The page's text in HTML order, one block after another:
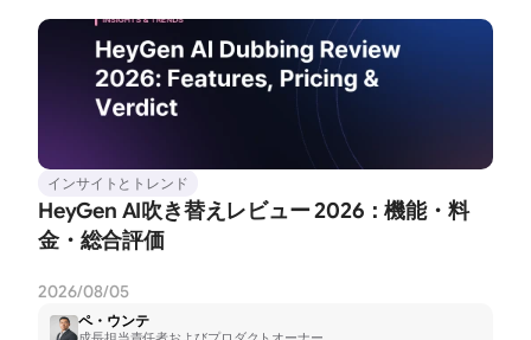
インサイトとトレンド
HeyGen AI吹き替えレビュー 2026：機能・料
金・総合評価
2026/08/05
ペ・ウンテ